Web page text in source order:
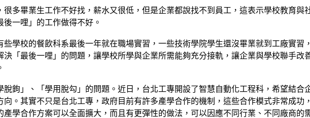
多畢業生工作不好找，薪水又很低，但是企業都說找不到員工，這表示學校教育與
一哩」的工作做得不好。
學校的餐飲科系最後一年就在職場實習，一些技術學院學生還沒畢業就到工廠實習
「最後一哩」的問題，讓學校所學與企業所需能夠充分接軌，讓企業與學校聯手改
鉤」、「學用脫勾」的問題。近日，台北工專開設了智慧自動化工程科，希望結合
。其實不只是台北工專，政府目前有許多產學合作的機制，這些合作模式非常成功
學合作方案可以全面擴大，而且有更彈性的做法，可以因應不同行業、不同廠商的